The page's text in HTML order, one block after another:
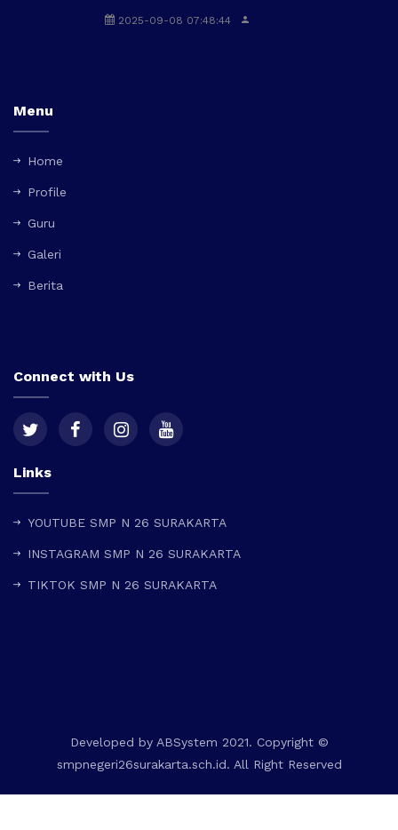
2025-09-08 07:48:44
Menu
Home
Profile
Guru
Galeri
Berita
Connect with Us
Links
YOUTUBE SMP N 26 SURAKARTA
INSTAGRAM SMP N 26 SURAKARTA
TIKTOK SMP N 26 SURAKARTA
Developed by ABSystem 2021. Copyright ©
smpnegeri26surakarta.sch.id. All Right Reserved